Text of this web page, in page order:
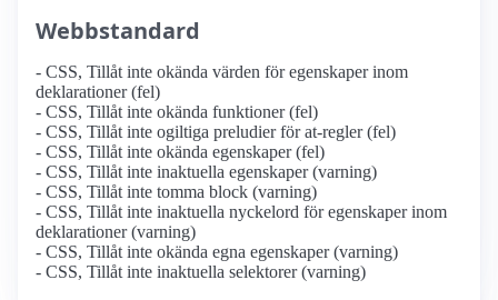
Webbstandard
- CSS, Tillåt inte okända värden för egenskaper inom
deklarationer (fel)
- CSS, Tillåt inte okända funktioner (fel)
- CSS, Tillåt inte ogiltiga preludier för at-regler (fel)
- CSS, Tillåt inte okända egenskaper (fel)
- CSS, Tillåt inte inaktuella egenskaper (varning)
- CSS, Tillåt inte tomma block (varning)
- CSS, Tillåt inte inaktuella nyckelord för egenskaper inom
deklarationer (varning)
- CSS, Tillåt inte okända egna egenskaper (varning)
- CSS, Tillåt inte inaktuella selektorer (varning)